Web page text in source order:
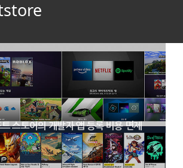
스토어의 개발자 앱 등록 비용 면제